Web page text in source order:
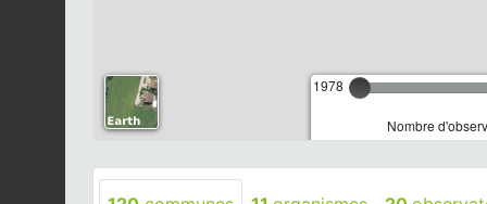
1978
Nombre